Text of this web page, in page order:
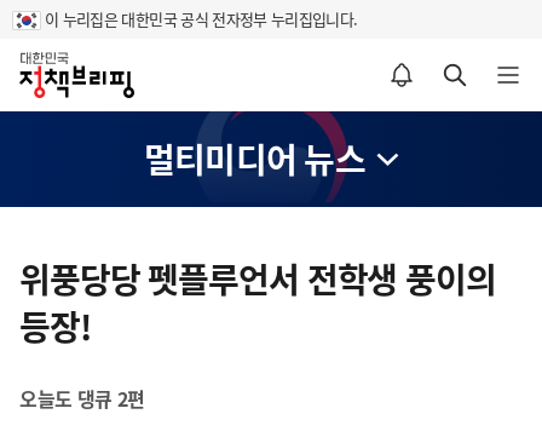
이 누리집은 대한민국 공식 전자정부 누리집입니다.
홈
알림설정 바로가기 검색 바로가기 메뉴 열기
멀티미디어 뉴스
텐
츠
영
위풍당당 펫플루언서 전학생 풍이의
등장!
오늘도 댕큐 2편